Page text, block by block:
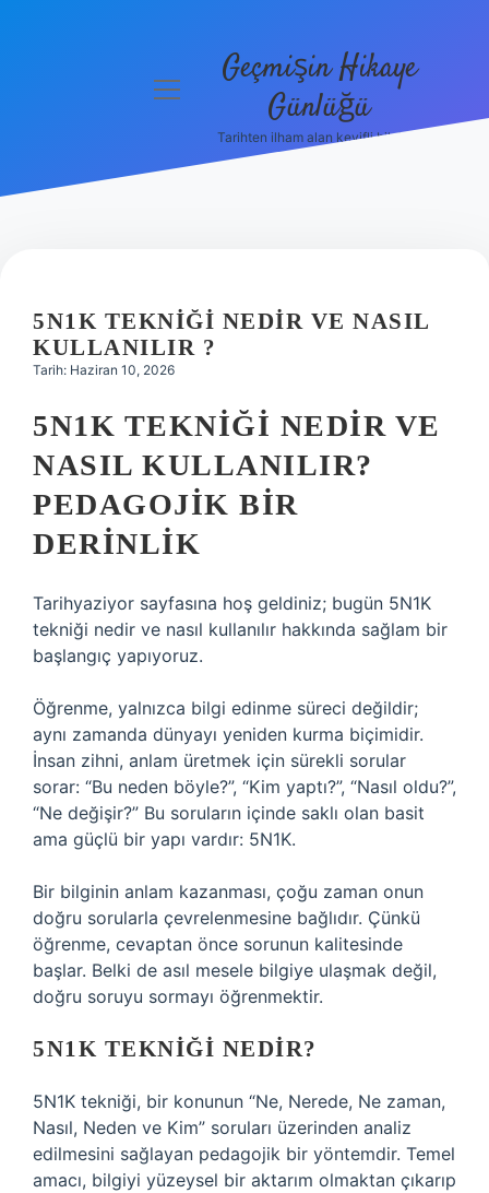
Hakkımızda
menüyü
Geçmişin Hikaye
Günlüğü
Tarihten ilham alan keyifli bilgiler!
5N1K TEKNIĞI NEDIR VE NASIL
KULLANILIR ?
Tarih: Haziran 10, 2026
5N1K TEKNIĞI NEDIR VE
NASIL KULLANILIR?
PEDAGOJIK BIR
DERINLIK
Tarihyaziyor sayfasına hoş geldiniz; bugün 5N1K
tekniği nedir ve nasıl kullanılır hakkında sağlam bir
başlangıç yapıyoruz.
Öğrenme, yalnızca bilgi edinme süreci değildir;
aynı zamanda dünyayı yeniden kurma biçimidir.
İnsan zihni, anlam üretmek için sürekli sorular
sorar: “Bu neden böyle?”, “Kim yaptı?”, “Nasıl oldu?”,
“Ne değişir?” Bu soruların içinde saklı olan basit
ama güçlü bir yapı vardır: 5N1K.
Bir bilginin anlam kazanması, çoğu zaman onun
doğru sorularla çevrelenmesine bağlıdır. Çünkü
öğrenme, cevaptan önce sorunun kalitesinde
başlar. Belki de asıl mesele bilgiye ulaşmak değil,
doğru soruyu sormayı öğrenmektir.
5N1K TEKNIĞI NEDIR?
5N1K tekniği, bir konunun “Ne, Nerede, Ne zaman,
Nasıl, Neden ve Kim” soruları üzerinden analiz
edilmesini sağlayan pedagojik bir yöntemdir. Temel
amacı, bilgiyi yüzeysel bir aktarım olmaktan çıkarıp